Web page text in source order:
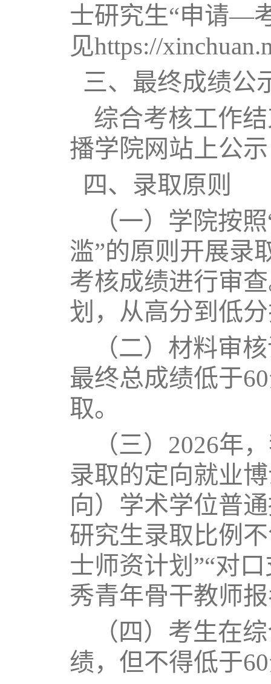
士研究生“申请—
见https://
三、最终成绩公
综合考核工作
播学院网站上公
四、录取原则
（一）学院按
滥”的原则开展录
考核成绩进行审
划，从高分到低
（二）材料审
最终总成绩低于
取。
（三）2026年
录取的定向就业
向）学术学位普
研究生录取比例
士师资计划”“对
秀青年骨干教师
（四） 考生在
绩，但不得低于